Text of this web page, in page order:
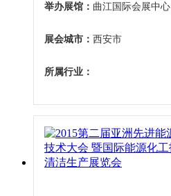
举办展馆： 曲江国际会展中心
展会城市： 西安市
所属行业：